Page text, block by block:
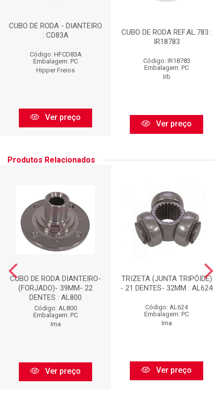
CUBO DE RODA - DIANTEIRO
: CD83A
Código: HFCD83A
Embalagem: PC
Hipper Freios
Ver preço
CUBO DE RODA REF.AL.783 :
IR18783
Código: IR18783
Embalagem: PC
Irb
Ver preço
Produtos Relacionados
CUBO DE RODA DIANTEIRO-
(FORJADO)- 39MM- 22
DENTES : AL800
Código: AL800
Embalagem: PC
Ima
Ver preço
TRIZETA (JUNTA TRIPÓIDE)
- 21 DENTES- 32MM : AL624
Código: AL624
Embalagem: PC
Ima
Ver preço